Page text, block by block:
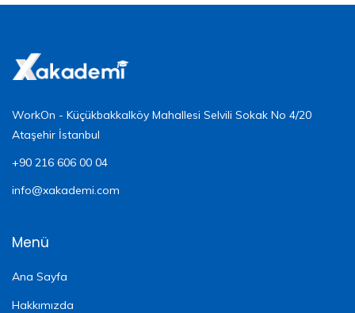
WorkOn - Küçükbakkalköy Mahallesi Selvili Sokak No 4/20
Ataşehir İstanbul
+90 216 606 00 04
info@xakademi.com
Menü
Ana Sayfa
Hakkımızda